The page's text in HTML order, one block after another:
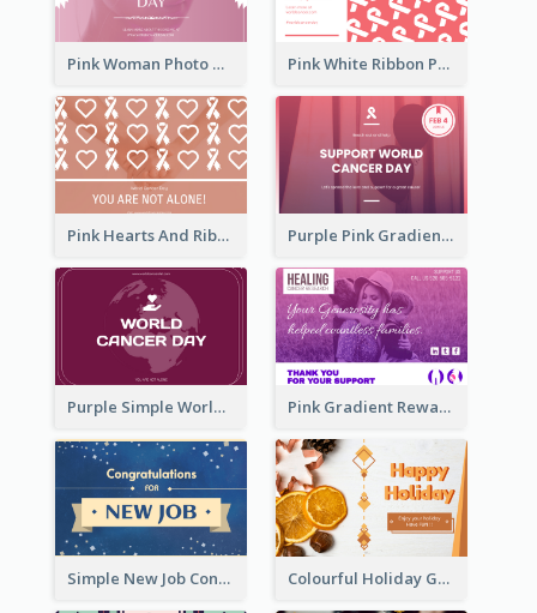
Pink Woman Photo World Cancer Day Greeting Card Pink White Ribbon Patterns World Cancer Day Greeting Card
Pink Hearts And Ribbon Patterns World Cancer Day Greeting Card Purple Pink Gradient World Cancer Day Greeting Card
Purple Simple World Cancer Day Greeting Card Pink Gradient Reward For Donation Card Design
Simple New Job Congratulations Card In Yellow And Blue Colourful Holiday Greeting Card In Orange Theme